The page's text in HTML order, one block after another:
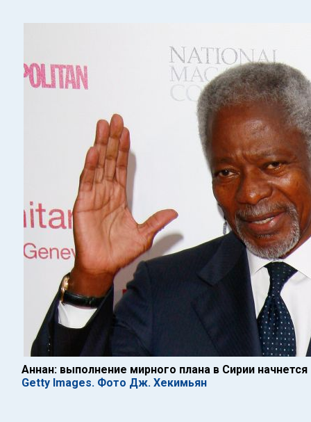
Аннан: выполнение мирного плана в Сирии начнется
Getty Images. Фото Дж. Хекимьян